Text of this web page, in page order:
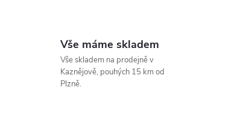
Vše máme skladem
Vše skladem na prodejně v
Kaznějově, pouhých 15 km od
Plzně.